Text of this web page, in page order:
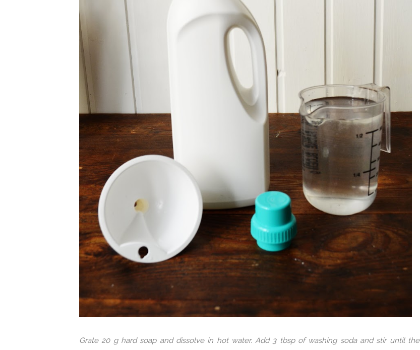
Grate 20 g hard soap and dissolve in hot water. Add 3 tbsp of washing soda and stir until the